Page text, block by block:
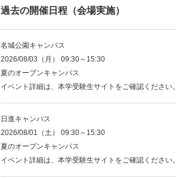
過去の開催日程（会場実施）
名城公園キャンパス
2026/08/03（月） 09:30～15:30
夏のオープンキャンパス
イベント詳細は、本学受験生サイトをご確認ください。
日進キャンパス
2026/08/01（土） 09:30～15:30
夏のオープンキャンパス
イベント詳細は、本学受験生サイトをご確認ください。